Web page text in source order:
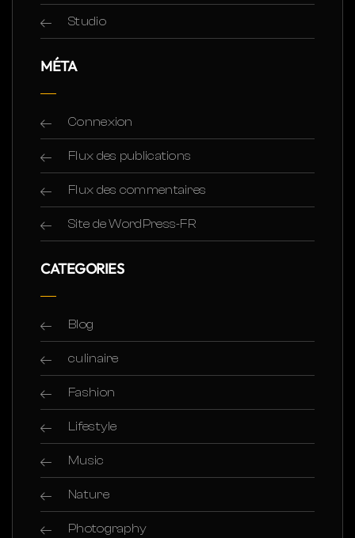
Studio
MÉTA
Connexion
Flux des publications
Flux des commentaires
Site de WordPress-FR
CATEGORIES
Blog
culinaire
Fashion
Lifestyle
Music
Nature
Photography